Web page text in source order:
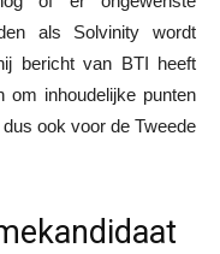
als Solvinity wordt
bericht van BTI heeft
om inhoudelijke punten
ook voor de Tweede